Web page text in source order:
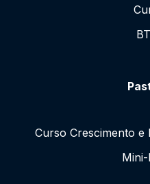
Curso Crescimento e